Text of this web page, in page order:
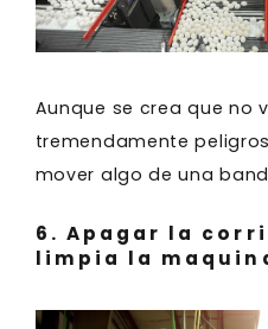
Aunque se crea que no
tremendamente
mover algo de una
6. Apagar la
limpia la